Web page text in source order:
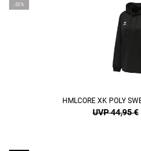
-55%
HMLCORE XK POLY
UVP 44,95 €